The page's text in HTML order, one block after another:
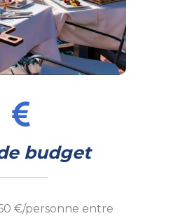
budget
€/personne entre